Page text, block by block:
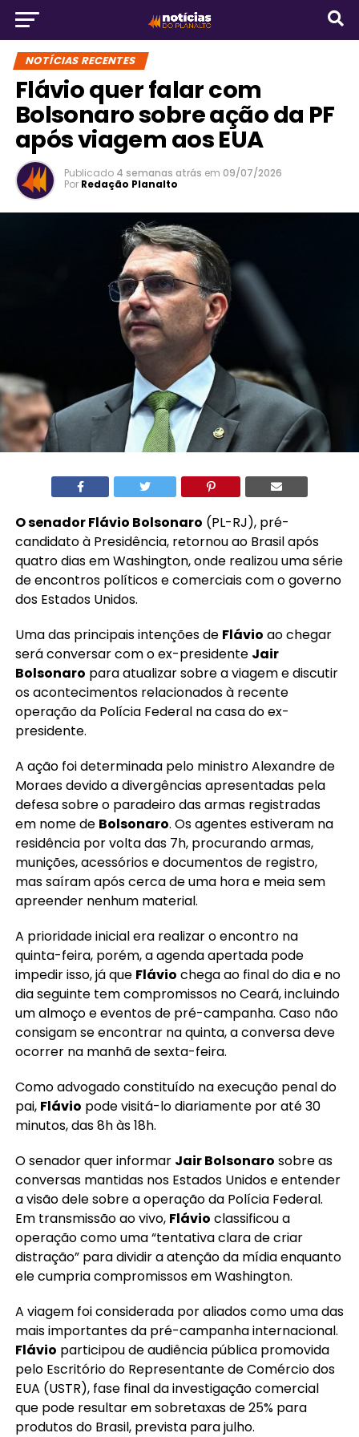
NOTÍCIAS RECENTES
Flávio quer falar com
Bolsonaro sobre ação da PF
após viagem aos EUA
Publicado 4 semanas atrás em 09/07/2026
Por Redação Planalto
O senador Flávio Bolsonaro (PL-RJ), pré-
candidato à Presidência, retornou ao Brasil após
quatro dias em Washington, onde realizou uma série
de encontros políticos e comerciais com o governo
dos Estados Unidos.
Uma das principais intenções de Flávio ao chegar
será conversar com o ex-presidente Jair
Bolsonaro para atualizar sobre a viagem e discutir
os acontecimentos relacionados à recente
operação da Polícia Federal na casa do ex-
presidente.
A ação foi determinada pelo ministro Alexandre de
Moraes devido a divergências apresentadas pela
defesa sobre o paradeiro das armas registradas
em nome de Bolsonaro. Os agentes estiveram na
residência por volta das 7h, procurando armas,
munições, acessórios e documentos de registro,
mas saíram após cerca de uma hora e meia sem
apreender nenhum material.
A prioridade inicial era realizar o encontro na
quinta-feira, porém, a agenda apertada pode
impedir isso, já que Flávio chega ao final do dia e no
dia seguinte tem compromissos no Ceará, incluindo
um almoço e eventos de pré-campanha. Caso não
consigam se encontrar na quinta, a conversa deve
ocorrer na manhã de sexta-feira.
Como advogado constituído na execução penal do
pai, Flávio pode visitá-lo diariamente por até 30
minutos, das 8h às 18h.
O senador quer informar Jair Bolsonaro sobre as
conversas mantidas nos Estados Unidos e entender
a visão dele sobre a operação da Polícia Federal.
Em transmissão ao vivo, Flávio classificou a
operação como uma “tentativa clara de criar
distração” para dividir a atenção da mídia enquanto
ele cumpria compromissos em Washington.
A viagem foi considerada por aliados como uma das
mais importantes da pré-campanha internacional.
Flávio participou de audiência pública promovida
pelo Escritório do Representante de Comércio dos
EUA (USTR), fase final da investigação comercial
que pode resultar em sobretaxas de 25% para
produtos do Brasil, prevista para julho.